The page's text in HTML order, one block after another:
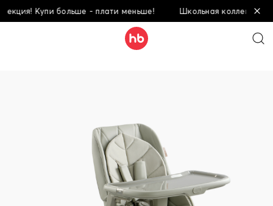
Купи больше - плати меньше! Школьная коллекция!